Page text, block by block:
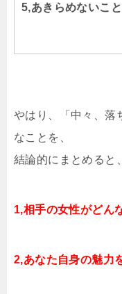
5,あきらめないこと
やはり、「中々、落
なことを、
結論的にまとめると、
1,相手の女性がどん
2,あなた自身の魅力